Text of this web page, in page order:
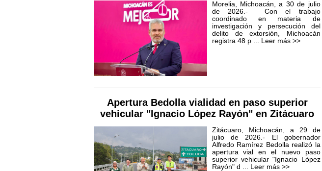
Morelia, Michoacán, a 30 de julio
de 2026.- Con el trabajo
coordinado en materia de
investigación y persecución del
delito de extorsión, Michoacán
registra 48 p ... Leer más >>
Apertura Bedolla vialidad en paso superior
vehicular "Ignacio López Rayón" en Zitácuaro
Zitácuaro, Michoacán, a 29 de
julio de 2026.- El gobernador
Alfredo Ramírez Bedolla realizó la
apertura vial en el nuevo paso
superior vehicular "Ignacio López
Rayón" d ...
Leer más >>